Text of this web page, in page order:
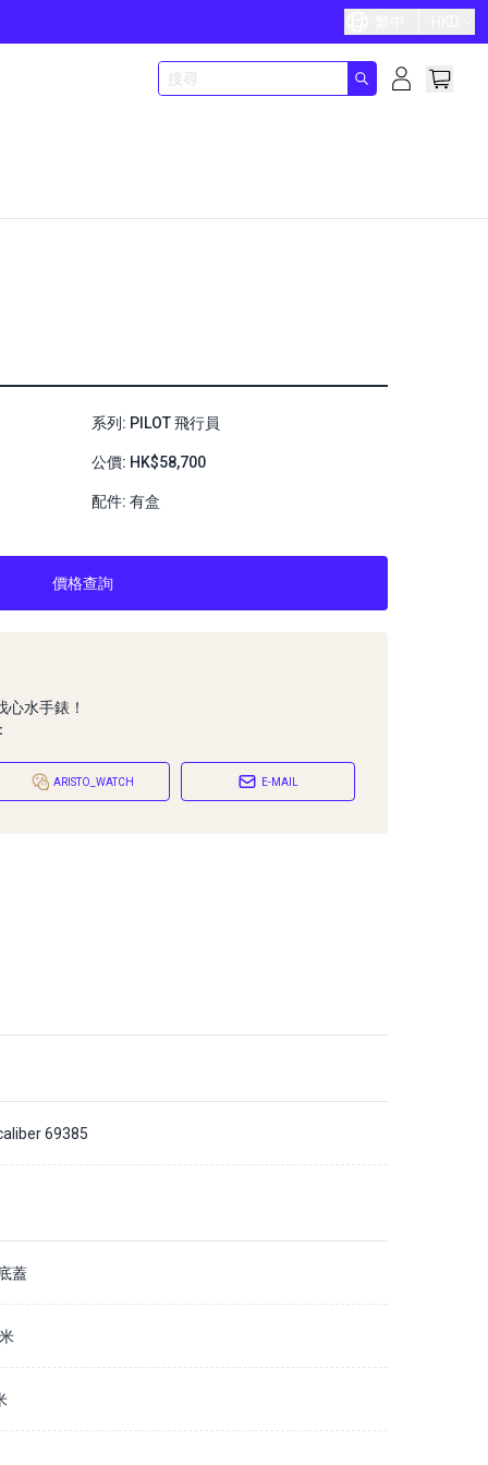
系列: PILOT 飛行員
公價: HK$58,700
配件: 有盒
價格查詢
水手錶！
ARISTO_WATCH E-MAIL
69385
蓋